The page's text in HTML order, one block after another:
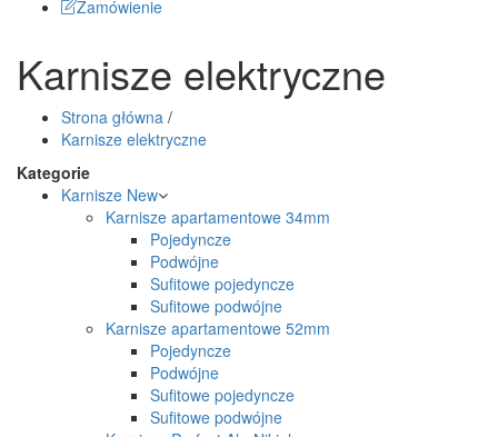
Zamówienie
Karnisze elektryczne
Strona główna /
Karnisze elektryczne
Kategorie
Karnisze New
Karnisze apartamentowe 34mm
Pojedyncze
Podwójne
Sufitowe pojedyncze
Sufitowe podwójne
Karnisze apartamentowe 52mm
Pojedyncze
Podwójne
Sufitowe pojedyncze
Sufitowe podwójne